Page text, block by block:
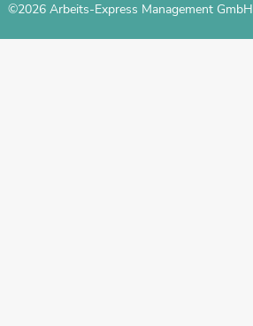
©2026 Arbeits-Express Management GmbH